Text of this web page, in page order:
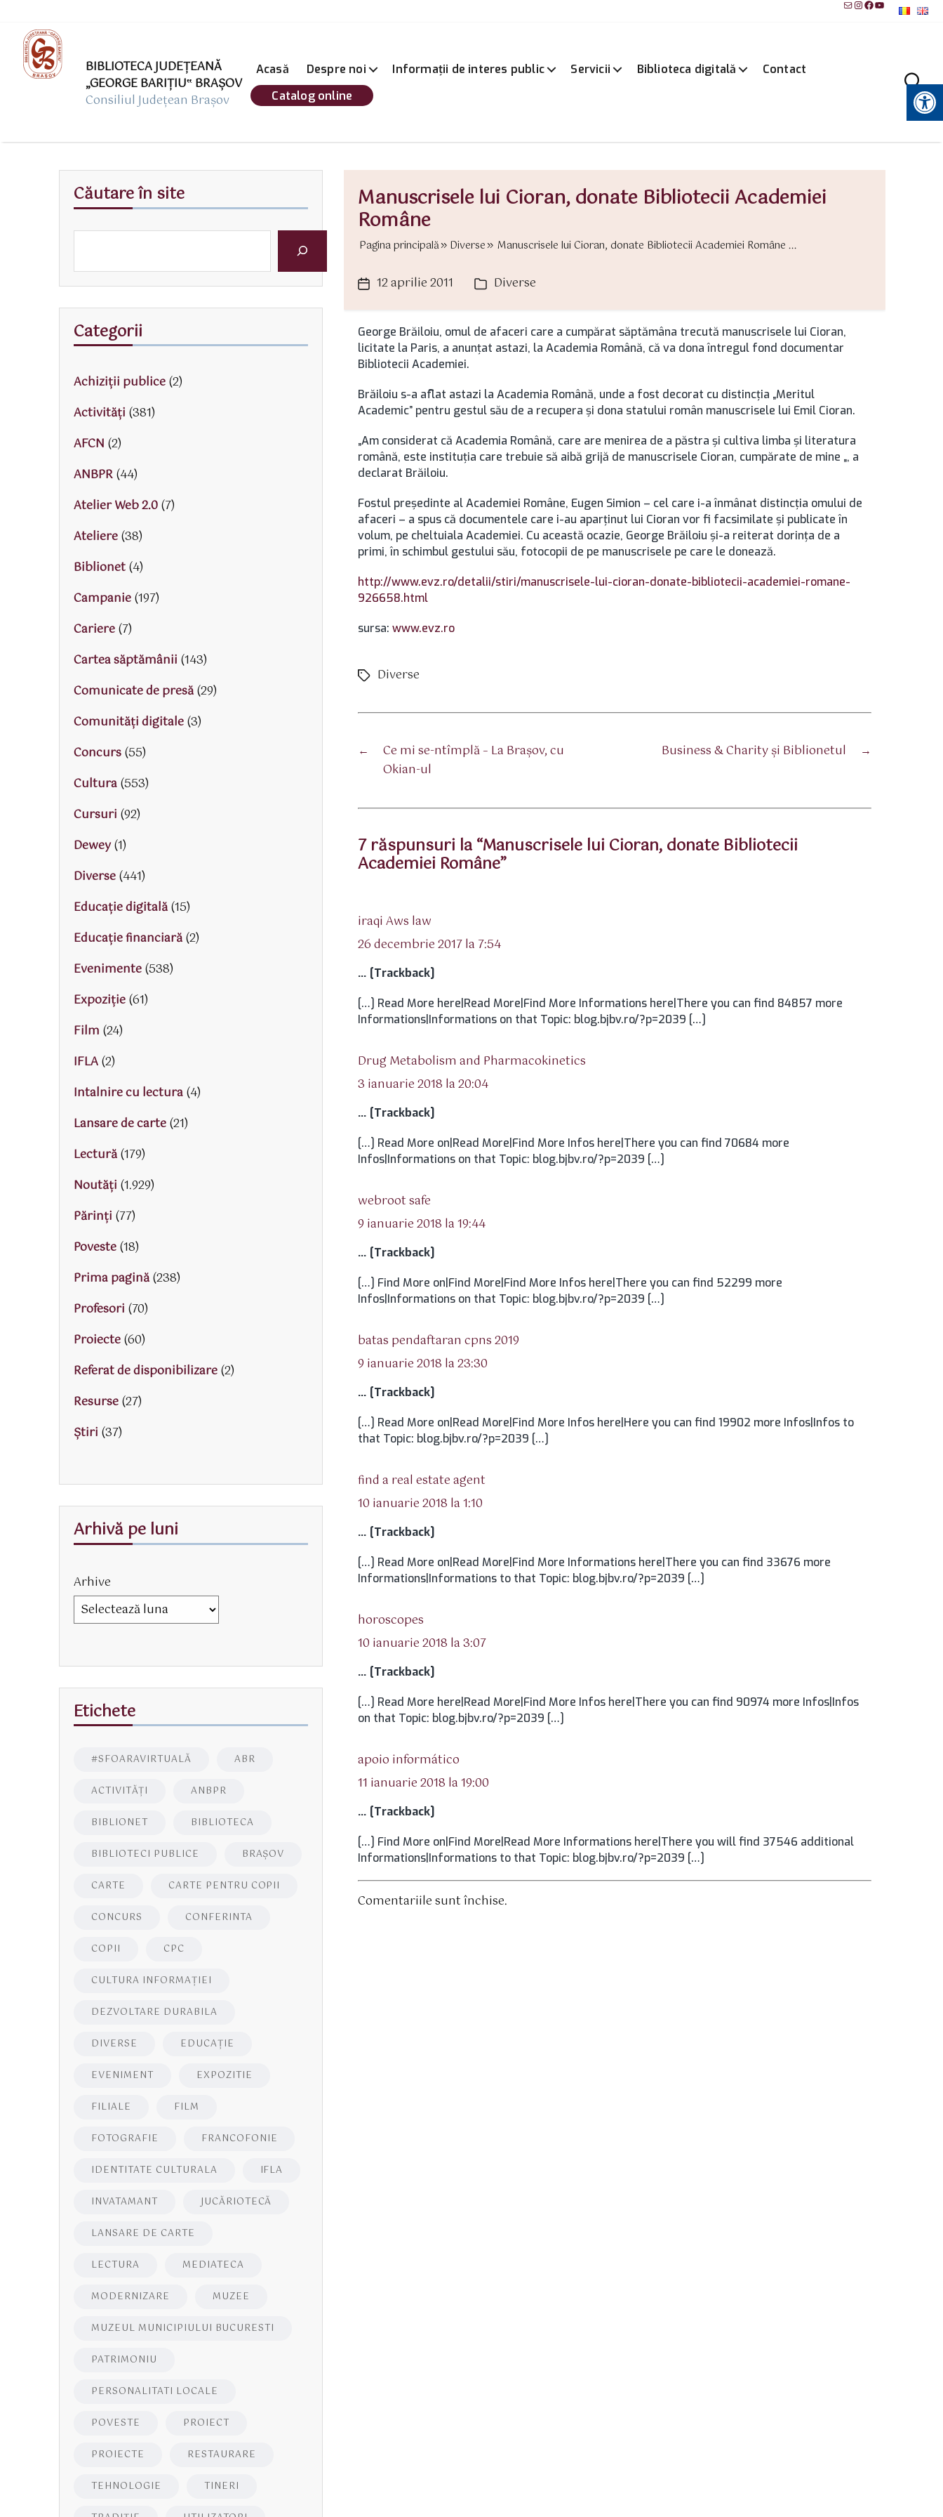
MailInstagram
Facebook
YouTube
BIBLIOTECA JUDEȚEANĂ
„GEORGE BARIŢIU‟ BRAŞOV
Consiliul Județean Brașov
Acasă Despre noi Informații de interes public Servicii Biblioteca digitală
Contact
Catalog online
Instrumente pentru accesibilitate
Manuscrisele lui Cioran, donate Bibliotecii Academiei
Române
Pagina principală Diverse Manuscrisele lui Cioran, donate Bibliotecii Academiei Române ...
Dată12 aprilie 2011 Categorii
Diverse
George Brăiloiu, omul de afaceri care a cumpărat săptămâna trecută manuscrisele lui Cioran,
licitate la Paris, a anunţat astazi, la Academia Română, că va dona întregul fond documentar
Bibliotecii Academiei.
Brăiloiu s-a aflat astazi la Academia Română, unde a fost decorat cu distincţia „Meritul
Academic” pentru gestul său de a recupera şi dona statului român manuscrisele lui Emil Cioran.
„Am considerat că Academia Română, care are menirea de a păstra şi cultiva limba şi literatura
română, este instituţia care trebuie să aibă grijă de manuscrisele Cioran, cumpărate de mine „, a
declarat Brăiloiu.
Fostul preşedinte al Academiei Române, Eugen Simion – cel care i-a înmânat distincţia omului de
afaceri – a spus că documentele care i-au aparţinut lui Cioran vor fi facsimilate şi publicate în
volum, pe cheltuiala Academiei. Cu această ocazie, George Brăiloiu şi-a reiterat dorinţa de a
primi, în schimbul gestului său, fotocopii de pe manuscrisele pe care le donează.
http://www.evz.ro/detalii/stiri/manuscrisele-lui-cioran-donate-bibliotecii-academiei-romane-
926658.html
sursa: www.evz.ro
Etichete
Diverse
←
Ce mi se-ntîmplă – La Braşov, cu
Okian-ul
→
Business & Charity şi Biblionetul
7 răspunsuri la “Manuscrisele lui Cioran, donate Bibliotecii
Academiei Române”
iraqi Aws law
26 decembrie 2017 la 7:54
… [Trackback]
[…] Read More here|Read More|Find More Informations here|There you can find 84857 more
Informations|Informations on that Topic: blog.bjbv.ro/?p=2039 […]
Drug Metabolism and Pharmacokinetics
3 ianuarie 2018 la 20:04
… [Trackback]
[…] Read More on|Read More|Find More Infos here|There you can find 70684 more
Infos|Informations on that Topic: blog.bjbv.ro/?p=2039 […]
webroot safe
9 ianuarie 2018 la 19:44
… [Trackback]
[…] Find More on|Find More|Find More Infos here|There you can find 52299 more
Infos|Informations on that Topic: blog.bjbv.ro/?p=2039 […]
batas pendaftaran cpns 2019
9 ianuarie 2018 la 23:30
… [Trackback]
[…] Read More on|Read More|Find More Infos here|Here you can find 19902 more Infos|Infos to
that Topic: blog.bjbv.ro/?p=2039 […]
find a real estate agent
10 ianuarie 2018 la 1:10
… [Trackback]
[…] Read More on|Read More|Find More Informations here|There you can find 33676 more
Informations|Informations to that Topic: blog.bjbv.ro/?p=2039 […]
horoscopes
10 ianuarie 2018 la 3:07
… [Trackback]
[…] Read More here|Read More|Find More Infos here|There you can find 90974 more Infos|Infos
on that Topic: blog.bjbv.ro/?p=2039 […]
apoio informático
11 ianuarie 2018 la 19:00
… [Trackback]
[…] Find More on|Find More|Read More Informations here|There you will find 37546 additional
Informations|Informations to that Topic: blog.bjbv.ro/?p=2039 […]
Comentariile sunt închise.
Căutare în site
Categorii
Achiziții publice(2)
Activităţi (381)
AFCN (2)
ANBPR(44)
Atelier Web 2.0(7)
Ateliere(38)
Biblionet(4)
Campanie(197)
Cariere(7)
Cartea săptămânii (143)
Comunicate de presă(29)
Comunități digitale(3)
Concurs(55)
Cultura(553)
Cursuri (92)
Dewey(1)
Diverse(441)
Educaţie digitală(15)
Educaţie financiară(2)
Evenimente(538)
Expoziție(61)
Film (24)
IFLA(2)
Intalnire cu lectura(4)
Lansare de carte(21)
Lectură(179)
Noutăți (1.929)
Părinţi (77)
Poveste(18)
Prima pagină(238)
Profesori (70)
Proiecte(60)
Referat de disponibilizare(2)
Resurse(27)
Știri (37)
Arhivă pe luni
Arhive
Etichete
#SFOARAVIRTUALĂ ABR
ACTIVITĂŢI ANBPR
BIBLIONET BIBLIOTECA
BIBLIOTECI PUBLICE BRAŞOV
CARTE CARTE PENTRU COPII
CONCURS CONFERINTA
COPII CPC
CULTURA INFORMAŢIEI
DEZVOLTARE DURABILA
DIVERSE EDUCAŢIE
EVENIMENT EXPOZITIE
FILIALE FILM
FOTOGRAFIE FRANCOFONIE
IDENTITATE CULTURALA IFLA
INVATAMANT JUCĂRIOTECĂ
LANSARE DE CARTE
LECTURA MEDIATECA
MODERNIZARE MUZEE
MUZEUL MUNICIPIULUI BUCURESTI
PATRIMONIU
PERSONALITATI LOCALE
POVESTE PROIECT
PROIECTE RESTAURARE
TEHNOLOGIE TINERI